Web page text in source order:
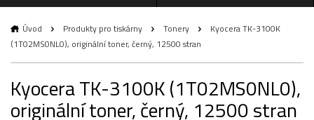
Úvod Produkty pro tiskárny Tonery
Kyocera TK-3100K
(1T02MS0NL0), originální toner, černý, 12500 stran
Kyocera TK-3100K (1T02MS0NL0),
originální toner, černý, 12500 stran